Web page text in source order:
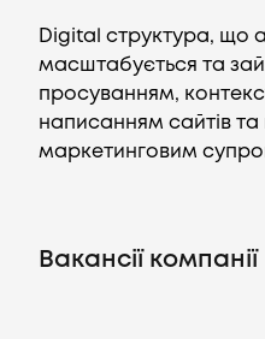
Digital структура, що
масштабується та
просуванням,
написанням сайтів
маркетинговим
Вакансії компанії